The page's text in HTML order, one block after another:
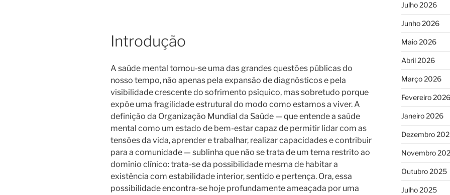
Introdução
A saúde mental tornou-se uma das grandes questões públicas do
nosso tempo, não apenas pela expansão de diagnósticos e pela
visibilidade crescente do sofrimento psíquico, mas sobretudo porque
expõe uma fragilidade estrutural do modo como estamos a viver. A
definição da Organização Mundial da Saúde — que entende a saúde
mental como um estado de bem-estar capaz de permitir lidar com as
tensões da vida, aprender e trabalhar, realizar capacidades e contribuir
para a comunidade — sublinha que não se trata de um tema restrito ao
domínio clínico: trata-se da possibilidade mesma de habitar a
existência com estabilidade interior, sentido e pertença. Ora, essa
possibilidade encontra-se hoje profundamente ameaçada por uma
Julho 2026
Junho 2026
Maio 2026
Abril 2026
Março 2026
Fevereiro 2026
Janeiro 2026
Dezembro
Novembro
Outubro 2025
Julho 2025